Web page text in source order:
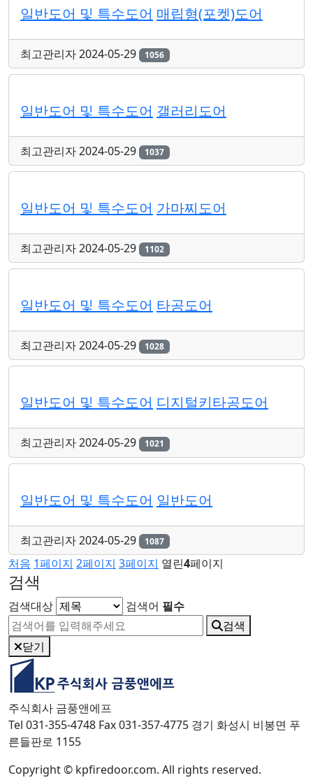
일반도어 및 특수도어 매립형(포켓)도어
최고관리자2024-05-29 1056
일반도어 및 특수도어 갤러리도어
최고관리자2024-05-29 1037
일반도어 및 특수도어 가마찌도어
최고관리자2024-05-29 1102
일반도어 및 특수도어 타공도어
최고관리자2024-05-29 1028
일반도어 및 특수도어 디지털키타공도어
최고관리자2024-05-29 1021
일반도어 및 특수도어 일반도어
최고관리자2024-05-29 1087
처음 1페이지 2페이지 3페이지 열린4페이지
검색
검색대상 검색어 필수
검색
닫기
주식회사 금풍앤에프
Tel 031-355-4748 Fax 031-357-4775 경기 화성시 비봉면 푸
른들판로 1155
Copyright © kpfiredoor.com. All rights reserved.